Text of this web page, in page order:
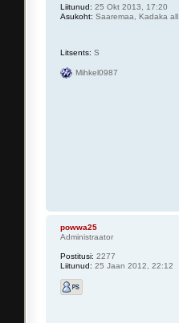
Liitunud: 25 Okt 2013, 17:20
Asukoht: Saaremaa, Kadaka all.
Litsents: S
Mihkel0987
powwa25
Administraator
Postitusi: 2277
Liitunud: 25 Jaan 2012, 22:12